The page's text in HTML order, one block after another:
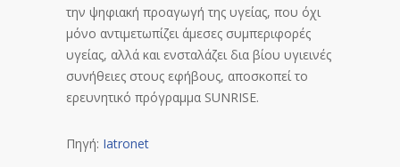
την ψηφιακή προαγωγή της υγείας, που όχι
μόνο αντιμετωπίζει άμεσες συμπεριφορές
υγείας, αλλά και ενσταλάζει δια βίου υγιεινές
συνήθειες στους εφήβους, αποσκοπεί το
ερευνητικό πρόγραμμα SUNRISE.
Πηγή: Iatronet